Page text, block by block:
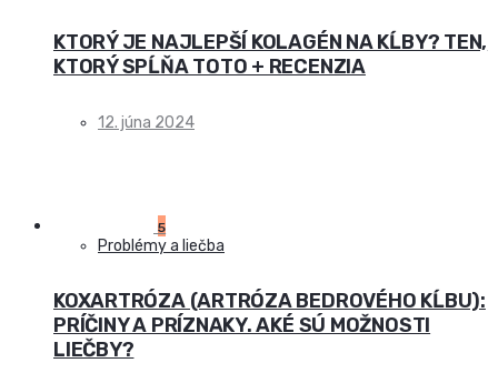
KTORÝ JE NAJLEPŠÍ KOLAGÉN NA KĹBY? TEN,
KTORÝ SPĹŇA TOTO + RECENZIA
12. júna 2024
5
Problémy a liečba
KOXARTRÓZA (ARTRÓZA BEDROVÉHO KĹBU):
PRÍČINY A PRÍZNAKY. AKÉ SÚ MOŽNOSTI
LIEČBY?